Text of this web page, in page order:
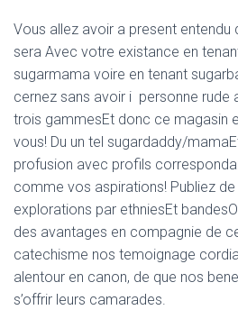
Vous allez avoir a present entendu
sera Avec votre existance en
sugarmama voire en tenant
cernez sans avoir i personne rude
trois gammesEt donc ce magasin
vous! Du un tel sugardaddy/
profusion avec profils
comme vos aspirations! Publiez
explorations par ethniesEt
des avantages en compagnie de
catechisme nos temoignage
alentour en canon, de que nos
s’offrir leurs camarades.